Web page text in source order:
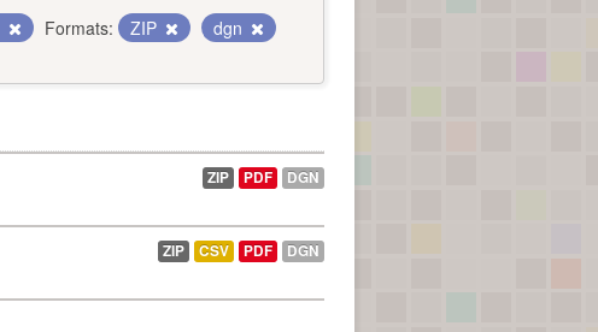
Formats: ZIP
dgn
ZIP PDF DGN
ZIP CSV PDF DGN